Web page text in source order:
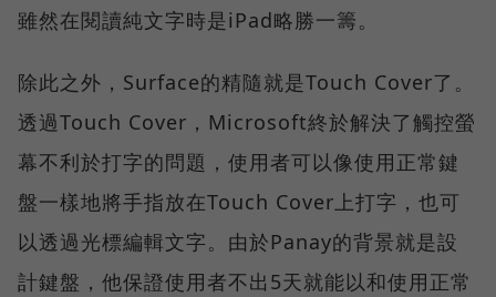
雖然在閱讀純文字時是iPad略勝一籌。
除此之外，Surface的精隨就是Touch Cover了。
透過Touch Cover，Microsoft終於解決了觸控螢
幕不利於打字的問題，使用者可以像使用正常鍵
盤一樣地將手指放在Touch Cover上打字，也可
以透過光標編輯文字。由於Panay的背景就是設
計鍵盤，他保證使用者不出5天就能以和使用正常